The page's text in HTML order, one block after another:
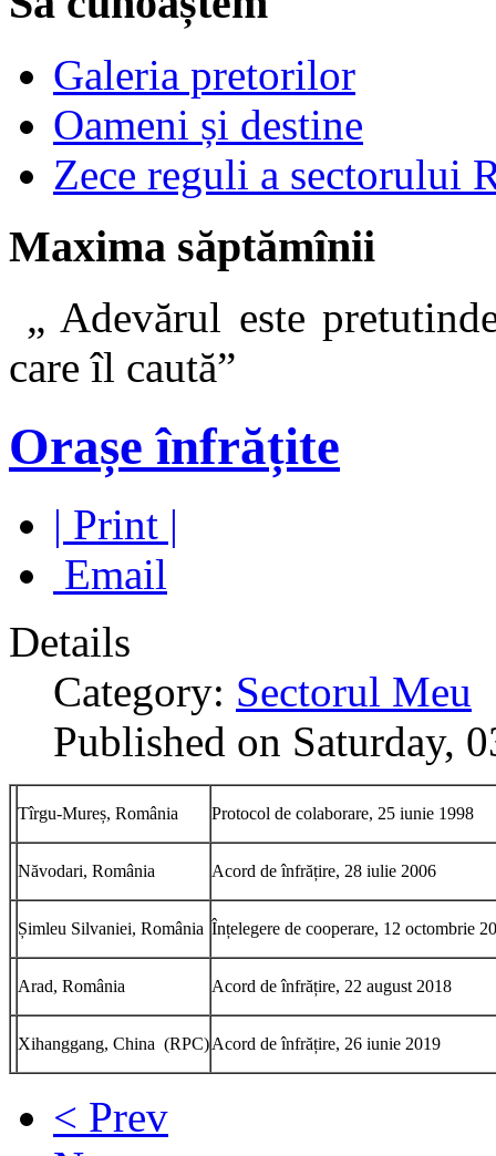
Galeria pretorilor
Oameni și destine
Zece reguli a sectorului
Maxima săptămînii
„ Adevărul este
care îl
Orașe înfrățite
| Print |
Email
Details
Category: Sectorul Meu
Published on Saturday,
Tîrgu-Mureș, România Protocol de colaborare, 25 iunie 1998
Năvodari, România Acord de înfrățire, 28 iulie 2006
Șimleu Silvaniei, România Înțelegere de cooperare, 12 octombrie
Arad, România Acord de înfrățire, 22 august 2018
Xihanggang, China (RPC)Acord de înfrățire, 26 iunie 2019
< Prev